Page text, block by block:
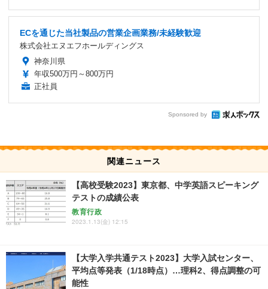
ECを通じた当社製品の営業企画業務/未経験歓迎
株式会社エヌエフホールディングス
神奈川県
年収500万円～800万円
正社員
Sponsored by
関連ニュース
【高校受験2023】東京都、中学英語スピーキング
テストの成績公表
教育行政
2023.1.13(金) 12:15
【大学入学共通テスト2023】大学入試センター、
平均点等発表（1/18時点）…理科2、得点調整の可
能性